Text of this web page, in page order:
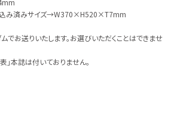
込み済みサイズ→W370×H520×T7mm
でお送りいたします。お選びいただくことはできませ
」本誌は付いておりません。